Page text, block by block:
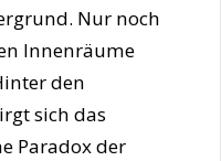
Nur noch
Innenräume
den
sich das
Paradox der